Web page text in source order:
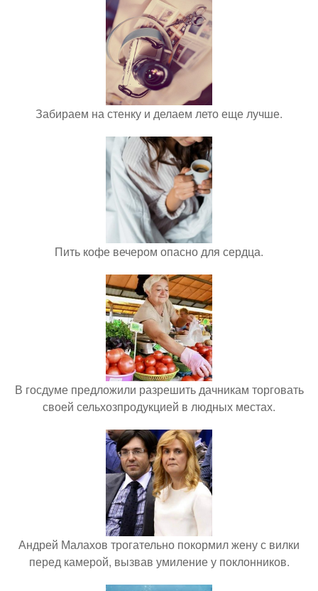
Забираем на стенку и делаем лето еще лучше.
Пить кофе вечером опасно для сердца.
В госдуме предложили разрешить дачникам торговать
своей сельхозпродукцией в людных местах.
Андрей Малахов трогательно покормил жену с вилки
перед камерой, вызвав умиление у поклонников.